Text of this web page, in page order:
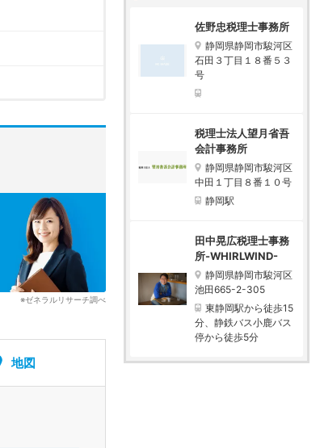
佐野忠税理士事務所
静岡県静岡市駿河区
石田３丁目１８番５３
号
税理士法人望月省吾
会計事務所
静岡県静岡市駿河区
中田１丁目８番１０号
静岡駅
田中晃広税理士事務
所-WHIRLWIND-
静岡県静岡市駿河区
池田665-2-305
東静岡駅から徒歩15
分、静鉄バス小鹿バス
停から徒歩5分
※ゼネラルリサーチ調べ
地図